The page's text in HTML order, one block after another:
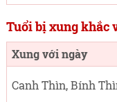
Tuổi bị xung khắc
Xung với ngày
Canh Thìn, Bính